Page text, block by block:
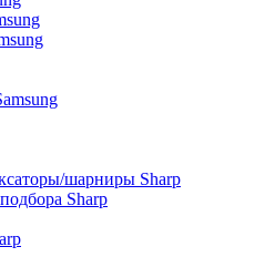
шарниры Sharp
Sharp